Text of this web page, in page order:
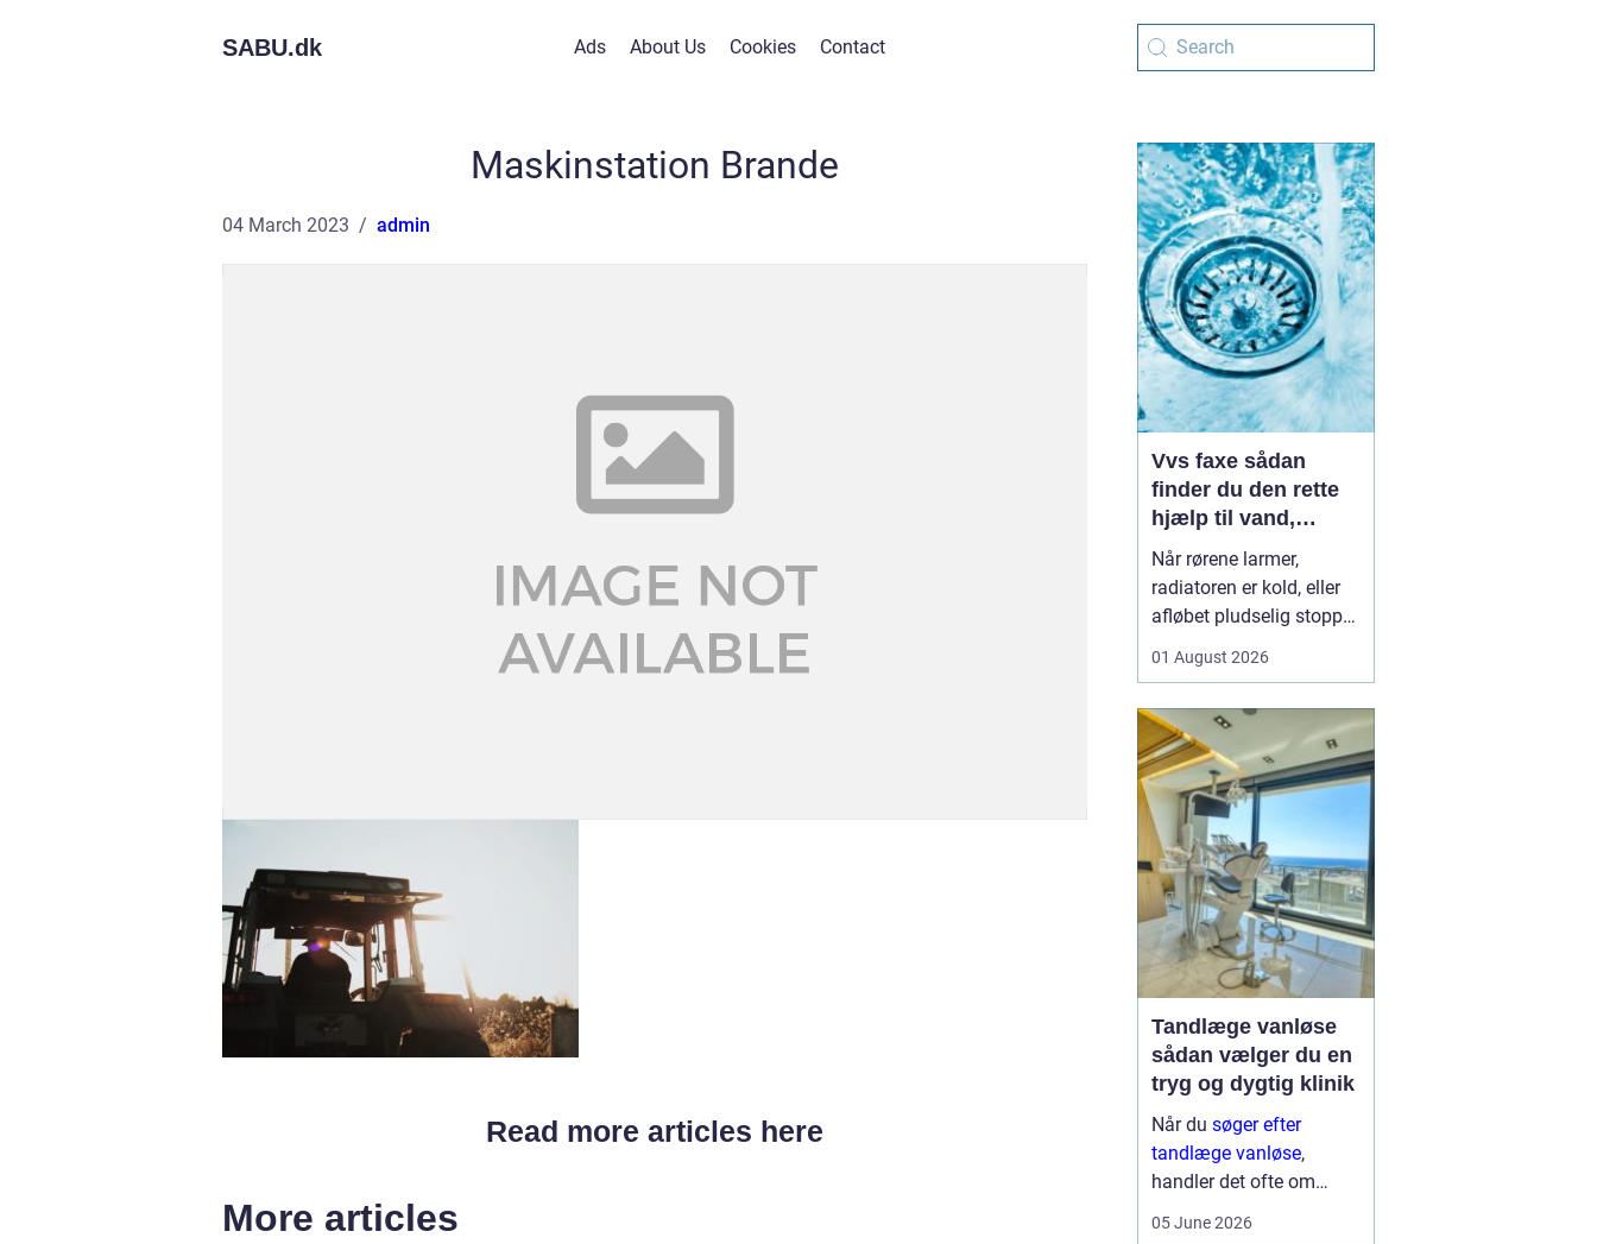
SABU.dk Ads About Us Cookies Contact
Maskinstation Brande
04 March 2023 admin
Read more articles here
More articles
Vvs faxe sådan
finder du den rette
hjælp til vand,
varme og sanitet
Når rørene larmer,
radiatoren er kold, eller
afløbet pludselig stopper
hvor vigtig en
er i hverdagen. I Faxe og
omegn spiller de lokale
VVS-installatører en
central rolle for både
boligejere og virks...
01 August 2026
Tandlæge vanløse
sådan vælger du en
tryg og dygtig klinik
Når du søger efter
tandlæge vanløse,
handler det ofte om
05 June 2026